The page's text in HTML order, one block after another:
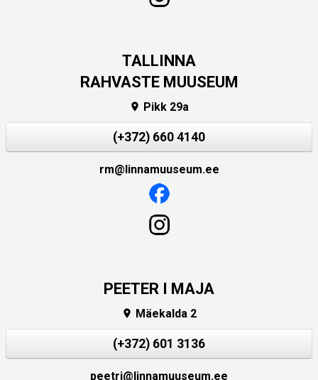
TALLINNA
RAHVASTE MUUSEUM
 Pikk 29a
(+372) 660 4140
rm@linnamuuseum.ee
PEETER I MAJA
 Mäekalda 2
(+372) 601 3136
peetri@linnamuuseum.ee